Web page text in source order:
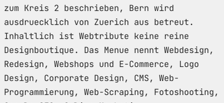
zum Kreis 2 beschrieben, Bern wird
ausdruecklich von Zuerich aus betreut.
Inhaltlich ist Webtribute keine reine
Designboutique. Das Menue nennt Webdesign,
Redesign, Webshops und E-Commerce, Logo
Design, Corporate Design, CMS, Web-
Programmierung, Web-Scraping, Fotoshooting,